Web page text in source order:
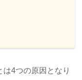
4つの原因となり